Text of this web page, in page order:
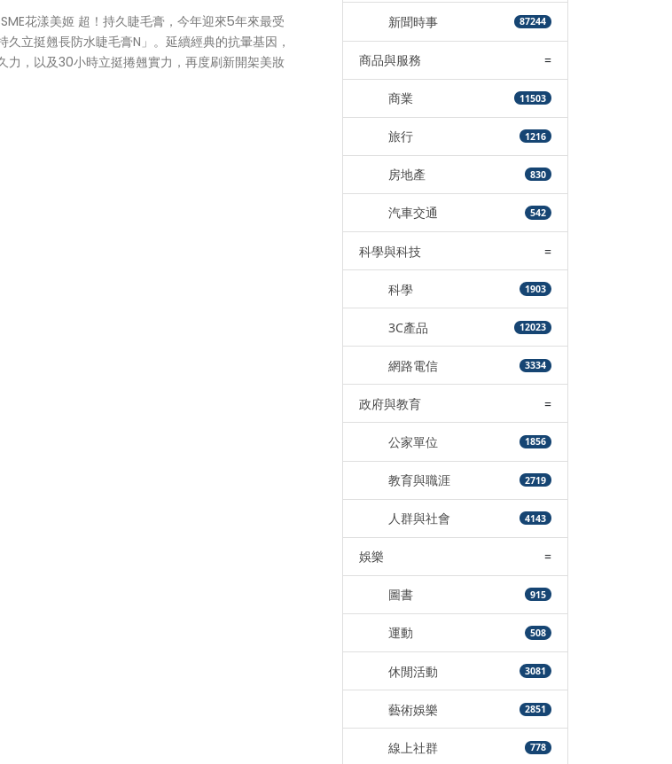
花漾美姬 超！持久睫毛膏，今年迎來5年來最受
立挺翹長防水睫毛膏N」。延續經典的抗暈基因，
力，以及30小時立挺捲翹實力，再度刷新開架美妝
新聞時事 87244
商品與服務 =
商業 11503
旅行 1216
房地產 830
汽車交通 542
科學與科技 =
科學 1903
3C產品 12023
網路電信 3334
政府與教育 =
公家單位 1856
教育與職涯 2719
人群與社會 4143
娛樂 =
圖書 915
運動 508
休閒活動 3081
藝術娛樂 2851
線上社群 778